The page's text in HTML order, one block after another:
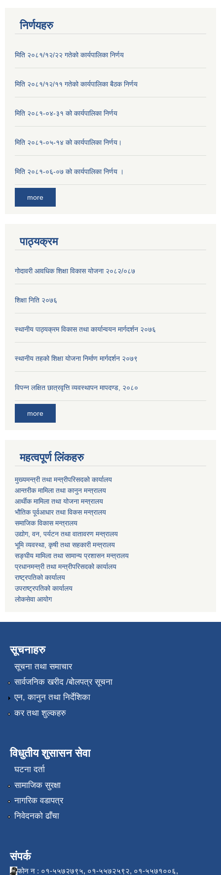
निर्णयहरु
मिति २०८१/१२/२२ गतेको कार्यपालिका निर्णय
मिति २०८१/१२/११ गतेको कार्यपालिका बैठक निर्णय
मिति २०८१-०४-३१ को कार्यपालिका निर्णय
मिति २०८१-०५-१४ को कार्यपालिका निर्णय।
मिति २०८१-०६-०७ को कार्यपालिका निर्णय ।
more
पाठ्यक्रम
गोदावरी आवधिक शिक्षा विकास योजना २०८२/०८७
शिक्षा निति २०७६
स्थानीय पाठ्यक्रम विकास तथा कार्यान्वयन मार्गदर्शन २०७६
स्थानीय तहको शिक्षा योजना निर्माण मार्गदर्शन २०७९
विपन्न लक्षित छात्रवृत्ति व्यवस्थापन मापदण्ड, २०८०
more
महत्वपूर्ण लिंकहरु
मुख्यमन्त्री तथा मन्त्रीपरिसदको कार्यालय
आन्तरीक मामिला तथा कानुन मन्त्रालय
आर्थीक मामिला तथा योजना मन्त्रालय
भौतिक पूर्वआधार तथा विकस मन्त्रालय
समाजिक विकास मन्त्रालय
उद्योग, वन, पर्यटन तथा वातावरण मन्त्रालय
भूमि व्यवस्था, कृषी तथा सहकारी मन्त्रालय
सङ्घीय मामिला तथा सामान्य प्रशासन मन्त्रालय
प्रधानमन्त्री तथा मन्त्रीपरिसदको कार्यालय
राष्ट्रपतिको कार्यालय
उपराष्ट्रपतिको कार्यालय
लोकसेवा आयोग
सूचनाहरु
सूचना तथा समाचार
सार्वजनिक खरीद /बोलपत्र सूचना
एन, कानुन तथा निर्देशिका
कर तथा शुल्कहरु
विधुतीय शुसासन सेवा
घटना दर्ता
सामाजिक सुरक्षा
नागरिक वडापत्र
निवेदनको ढाँचा
संपर्क
फोन न : ०१-५५७२७९५, ०१-५५७२५९२, ०१-५५७१००६,